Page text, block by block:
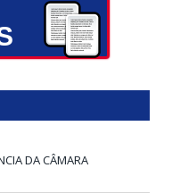
DA CÂMARA